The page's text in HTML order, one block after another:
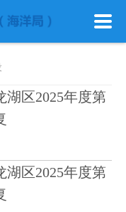
湖区2025年度第
湖区2025年度第